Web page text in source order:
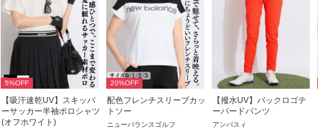
5%OFF
【吸汗速乾UV】スキッパ
ーサッカー半袖ポロシャツ
(オフホワイト)
20%OFF
配色フレンチスリーブカッ
トソー
ニューバランスゴルフ
【撥水UV】バックロゴテ
ーパードパンツ
アンパスィ